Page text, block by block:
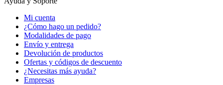
Mi cuenta
¿Cómo hago un pedido?
Modalidades de pago
Envío y entrega
Devolución de productos
Ofertas y códigos de descuento
¿Necesitas más ayuda?
Empresas